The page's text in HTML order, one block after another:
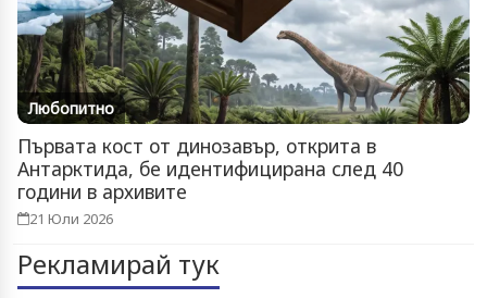
Любопитно
Първата кост от динозавър, открита в
Антарктида, бе идентифицирана след 40
години в архивите
21 Юли 2026
Рекламирай тук